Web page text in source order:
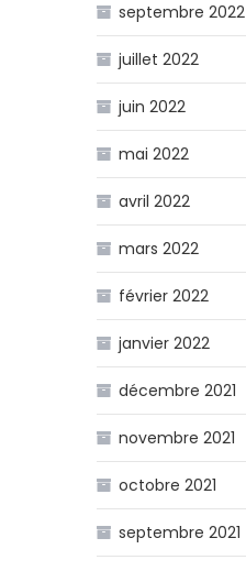
septembre 2022
juillet 2022
juin 2022
mai 2022
avril 2022
mars 2022
février 2022
janvier 2022
décembre 2021
novembre 2021
octobre 2021
septembre 2021